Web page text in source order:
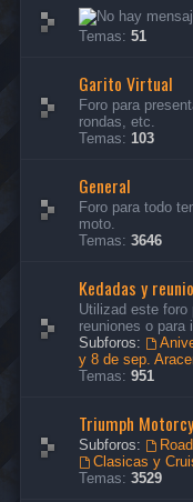
Temas: 51
Garito Virtual
Foro para
rondas, etc.
Temas: 103
General
Foro para todo
moto.
Temas: 3646
Kedadas y
Utilizad este foro
reuniones o para
Subforos:
y 8 de sep.
Temas: 951
Triumph
Subforos:
Clasicas y
Temas: 3529